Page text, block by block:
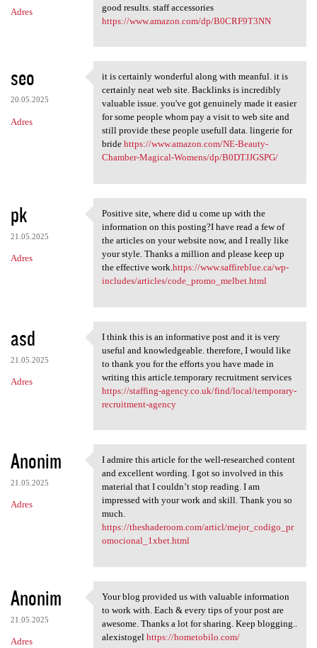
Adres
good results. staff accessories
https://www.amazon.com/dp/B0CRF9T3NN
seo
20.05.2025
Adres
it is certainly wonderful
it is certainly wonderful along with meanful. it is
certainly neat web site. Backlinks is incredibly
valuable issue. you've got genuinely made it easier
for some people whom pay a visit to web site and
still provide these people usefull data. lingerie for
bride https://www.amazon.com/NE-Beauty-
Chamber-Magical-Womens/dp/B0DTJJGSPG/
pk
21.05.2025
Adres
Positive site, where did u
Positive site, where did u come up with the
information on this posting?I have read a few of
the articles on your website now, and I really like
your style. Thanks a million and please keep up
the effective work.https://www.saffireblue.ca/wp-
includes/articles/code_promo_melbet.html
asd
21.05.2025
Adres
I think this is an
I think this is an informative post and it is very
useful and knowledgeable. therefore, I would like
to thank you for the efforts you have made in
writing this article.temporary recruitment services
https://staffing-agency.co.uk/find/local/temporary-
recruitment-agency
Anonim
21.05.2025
Adres
I admire this article for the
I admire this article for the well-researched content
and excellent wording. I got so involved in this
material that I couldn’t stop reading. I am
impressed with your work and skill. Thank you so
much.
https://theshaderoom.com/articl/mejor_codigo_pr
omocional_1xbet.html
Anonim
21.05.2025
Adres
Your blog provided us with
Your blog provided us with valuable information
to work with. Each & every tips of your post are
awesome. Thanks a lot for sharing. Keep blogging..
alexistogel https://hometobilo.com/